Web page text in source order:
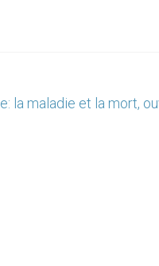
la maladie et la mort,